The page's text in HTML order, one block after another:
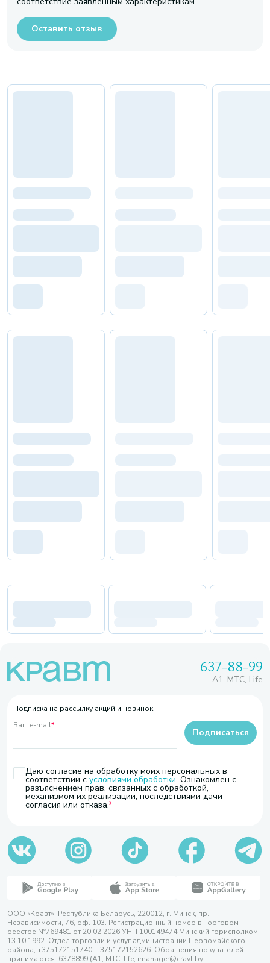
Оставить отзыв
637-88-99
A1, МТС, Life
Подписка на рассылку акций и новинок
Ваш e-mail*
Даю согласие на обработку моих персональных в
соответствии с условиями обработки. Ознакомлен с
разъяснением прав, связанных с обработкой,
механизмом их реализации, последствиями дачи
согласия или отказа.
Подписаться
ООО «Кравт». Республика Беларусь, 220012, г. Минск, пр.
Независимости, 76, оф. 103. Регистрационный номер в Торговом
реестре №769481 от 20.02.2026 УНП 100149474 Минский горисполком,
13.10.1992. Отдел торговли и услуг администрации Первомайского
района, +375172151740; +375172152626. Обращения покупателей
принимаются: 6378899 (А1, МТС, life, imanager@cravt.by.